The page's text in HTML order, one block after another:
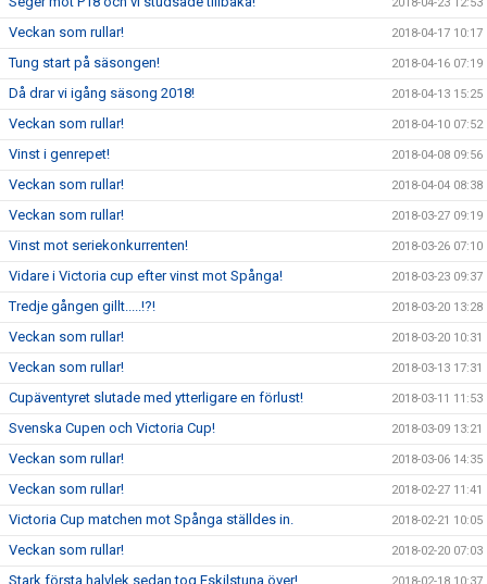
Veckan som rullar! 2018-04-17 10:17
Tung start på säsongen! 2018-04-16 07:19
Då drar vi igång säsong 2018! 2018-04-13 15:25
Veckan som rullar! 2018-04-10 07:52
Vinst i genrepet! 2018-04-08 09:56
Veckan som rullar! 2018-04-04 08:38
Veckan som rullar! 2018-03-27 09:19
Vinst mot seriekonkurrenten! 2018-03-26 07:10
Vidare i Victoria cup efter vinst mot Spånga! 2018-03-23 09:37
Tredje gången gillt.....!?! 2018-03-20 13:28
Veckan som rullar! 2018-03-20 10:31
Veckan som rullar! 2018-03-13 17:31
Cupäventyret slutade med ytterligare en förlust! 2018-03-11 11:53
Svenska Cupen och Victoria Cup! 2018-03-09 13:21
Veckan som rullar! 2018-03-06 14:35
Veckan som rullar! 2018-02-27 11:41
Victoria Cup matchen mot Spånga ställdes in. 2018-02-21 10:05
Veckan som rullar! 2018-02-20 07:03
Stark första halvlek sedan tog Eskilstuna över!